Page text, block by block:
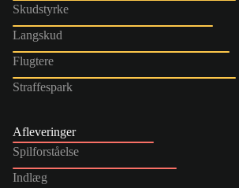
Skudstyrke
Langskud
Flugtere
Straffespark
Afleveringer
Spilforståelse
Indlæg